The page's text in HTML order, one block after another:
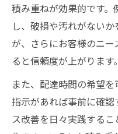
積み重ねが効果的です
し、破損や汚れがない
が、さらにお客様のニ
ると信頼度が上がります。
また、配達時間の希望
指示があれば事前に確
ス改善を日々実践する